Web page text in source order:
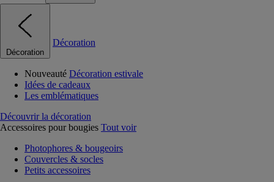
Décoration
Décoration
Nouveauté Décoration estivale
Idées de cadeaux
Les emblématiques
Découvrir la décoration
Accessoires pour bougies Tout voir
Photophores & bougeoirs
Couvercles & socles
Petits accessoires